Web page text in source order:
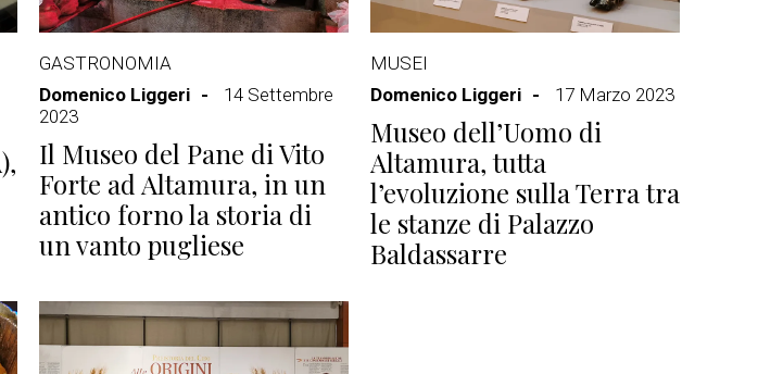
GASTRONOMIA
Domenico Liggeri
14 Settembre
2023
Il Museo del Pane di Vito
Forte ad Altamura, in un
antico forno la storia di
un vanto pugliese
MUSEI
Domenico Liggeri
17 Marzo 2023
Museo dell’Uomo di
Altamura, tutta
l’evoluzione sulla Terra tra
le stanze di Palazzo
Baldassarre